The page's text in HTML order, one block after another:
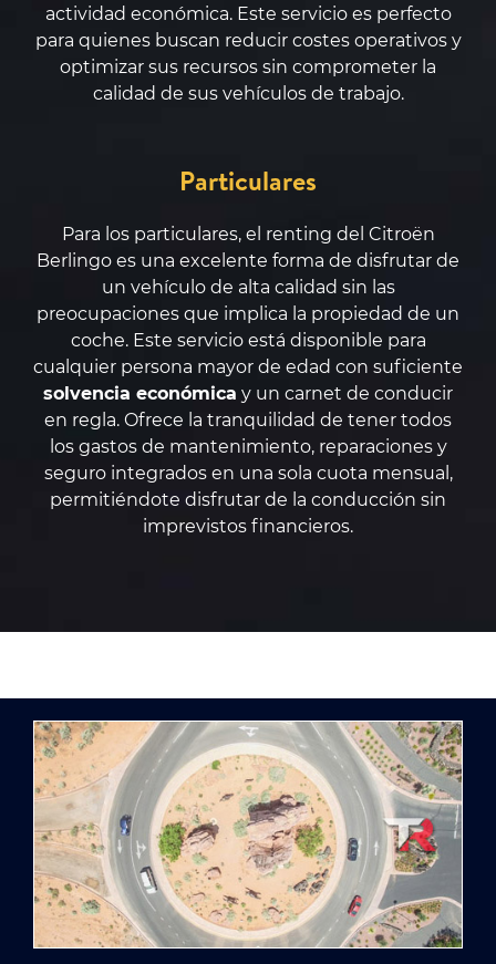
actividad económica. Este servicio es perfecto
para quienes buscan reducir costes operativos y
optimizar sus recursos sin comprometer la
calidad de sus vehículos de trabajo.
Particulares
Para los particulares, el renting del Citroën
Berlingo es una excelente forma de disfrutar de
un vehículo de alta calidad sin las
preocupaciones que implica la propiedad de un
coche. Este servicio está disponible para
cualquier persona mayor de edad con suficiente
solvencia económica y un carnet de conducir
en regla. Ofrece la tranquilidad de tener todos
los gastos de mantenimiento, reparaciones y
seguro integrados en una sola cuota mensual,
permitiéndote disfrutar de la conducción sin
imprevistos financieros.